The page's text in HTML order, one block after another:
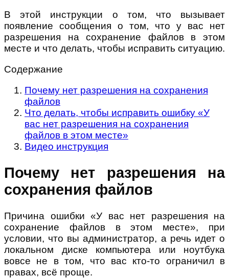
В этой инструкции о том, что вызывает
появление сообщения о том, что у вас нет
разрешения на сохранение файлов в этом
месте и что делать, чтобы исправить ситуацию.
Содержание
Почему нет разрешения на сохранения
файлов
Что делать, чтобы исправить ошибку «У
вас нет разрешения на сохранения
файлов в этом месте»
Видео инструкция
Почему нет разрешения на
сохранения файлов
Причина ошибки «У вас нет разрешения на
сохранение файлов в этом месте», при
условии, что вы администратор, а речь идет о
локальном диске компьютера или ноутбука
вовсе не в том, что вас кто-то ограничил в
правах, всё проще.